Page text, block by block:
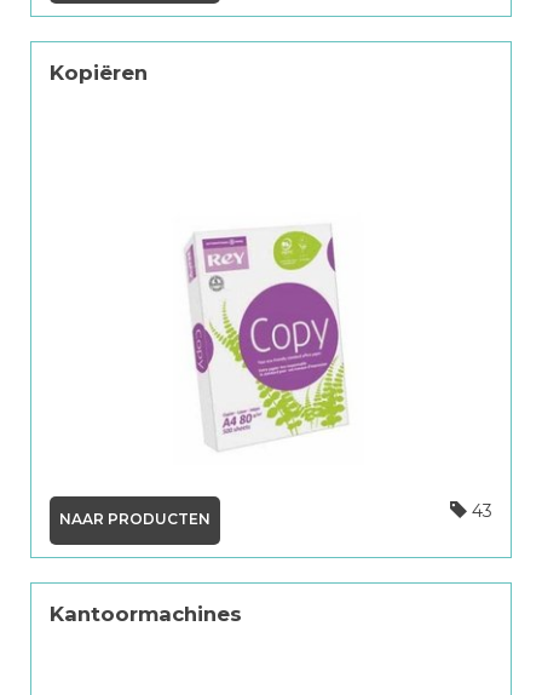
Kopiëren
NAAR PRODUCTEN 43
Kantoormachines